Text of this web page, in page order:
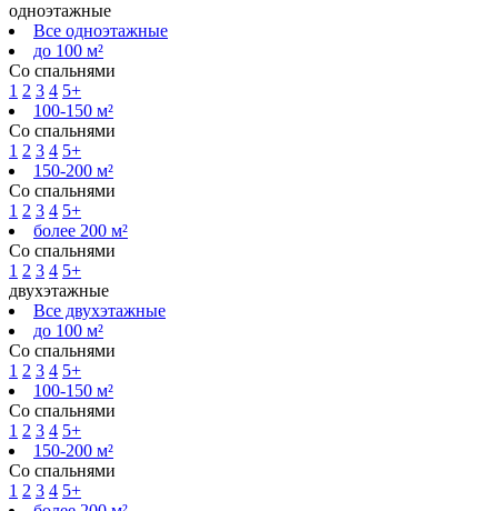
одноэтажные
Все одноэтажные
до 100 м²
Со спальнями
1 2 3 4 5+
100-150 м²
Со спальнями
1 2 3 4 5+
150-200 м²
Со спальнями
1 2 3 4 5+
более 200 м²
Со спальнями
1 2 3 4 5+
двухэтажные
Все двухэтажные
до 100 м²
Со спальнями
1 2 3 4 5+
100-150 м²
Со спальнями
1 2 3 4 5+
150-200 м²
Со спальнями
1 2 3 4 5+